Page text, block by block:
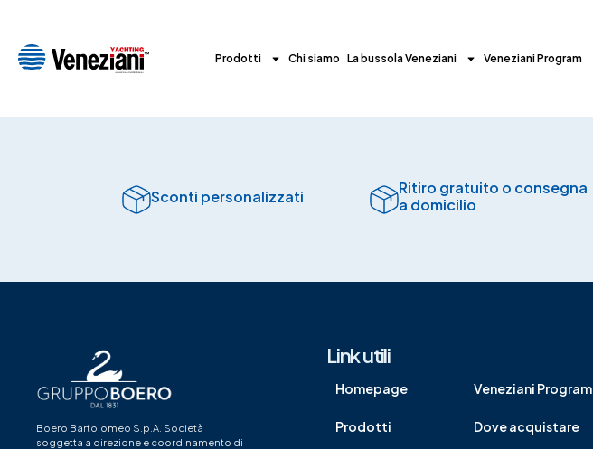
Prodotti Chi siamo La bussola Veneziani Veneziani Program
Sconti personalizzati
Ritiro gratuito o consegna
a domicilio
Boero Bartolomeo S.p.A. Società
soggetta a direzione e coordinamento di
Link utili
Homepage
Prodotti
Veneziani Program
Dove acquistare